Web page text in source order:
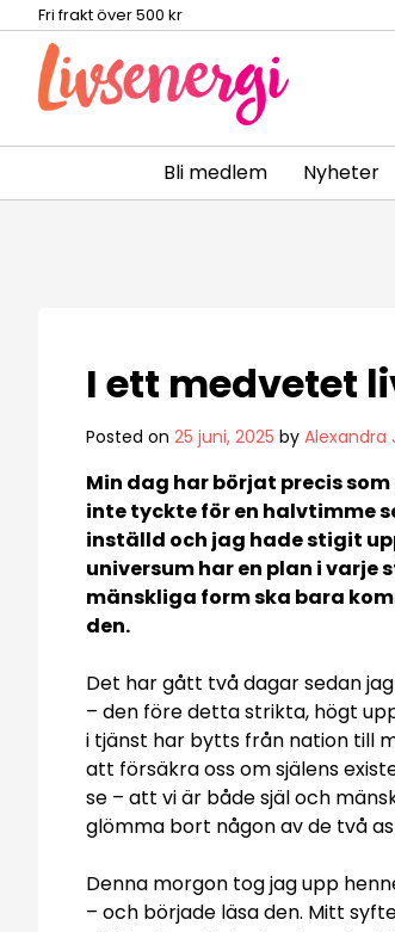
Fri frakt över 500 kr
Bli medlem Nyheter
I ett medvetet
Posted on 25 juni, 2025 by Alexandra
Min dag har börjat precis
inte tyckte för en halvtimme
inställd och jag hade stigit
universum har en plan i varje
mänskliga form ska bara
den.
Det har gått två dagar sedan
– den före detta strikta, högt
i tjänst har bytts från nation till
att försäkra oss om själens
se – att vi är både själ och
glömma bort någon av de två
Denna morgon tog jag upp
– och började läsa den. Mitt